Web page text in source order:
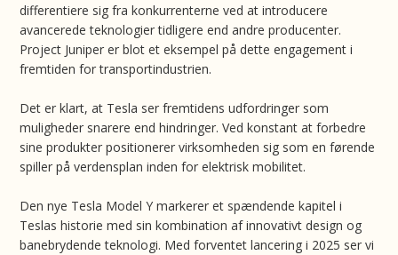
differentiere sig fra konkurrenterne ved at introducere
avancerede teknologier tidligere end andre producenter.
Project Juniper er blot et eksempel på dette engagement i
fremtiden for transportindustrien.
Det er klart, at Tesla ser fremtidens udfordringer som
muligheder snarere end hindringer. Ved konstant at forbedre
sine produkter positionerer virksomheden sig som en førende
spiller på verdensplan inden for elektrisk mobilitet.
Den nye Tesla Model Y markerer et spændende kapitel i
Teslas historie med sin kombination af innovativt design og
banebrydende teknologi. Med forventet lancering i 2025 ser vi